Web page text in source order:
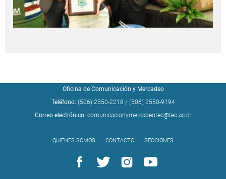
Oficina de Comunicación y Mercadeo
Teléfono: (506) 2550-2218 / (506) 2550-9194
Correo electrónico: comunicacionymercadeotec@tec.ac.cr
QUIÉNES SOMOS CONTACTO SECCIONES